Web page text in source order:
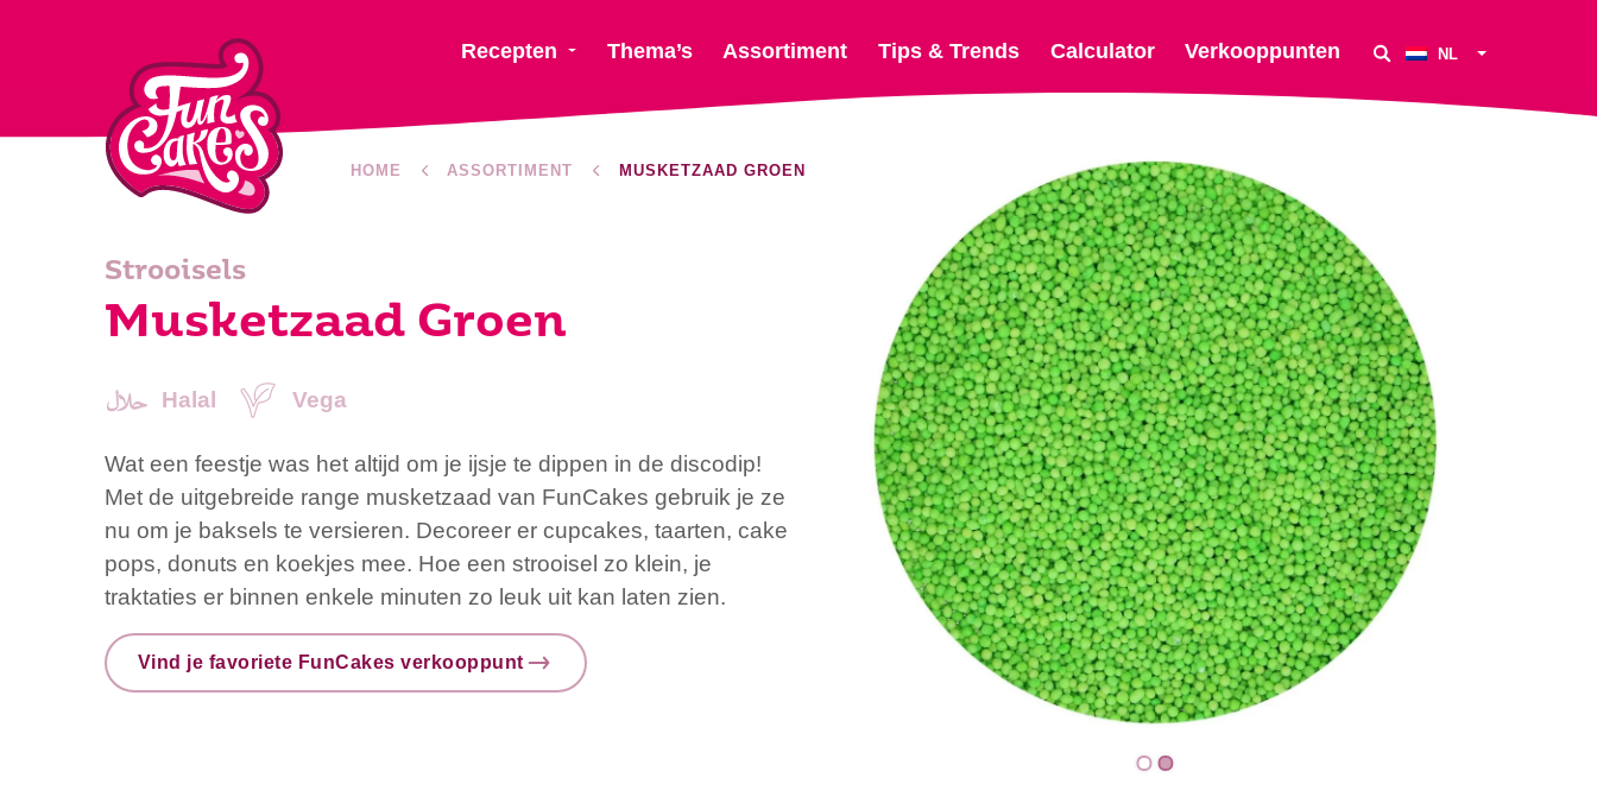
Recepten Thema’s Assortiment Tips & Trends Calculator Verkooppunten NL
HOME ASSORTIMENT MUSKETZAAD GROEN
Strooisels
Musketzaad Groen
Halal Vega
Wat een feestje was het altijd om je ijsje te dippen in de discodip!
Met de uitgebreide range musketzaad van FunCakes gebruik je ze
nu om je baksels te versieren. Decoreer er cupcakes, taarten, cake
pops, donuts en koekjes mee. Hoe een strooisel zo klein, je
traktaties er binnen enkele minuten zo leuk uit kan laten zien.
Vind je favoriete FunCakes verkooppunt